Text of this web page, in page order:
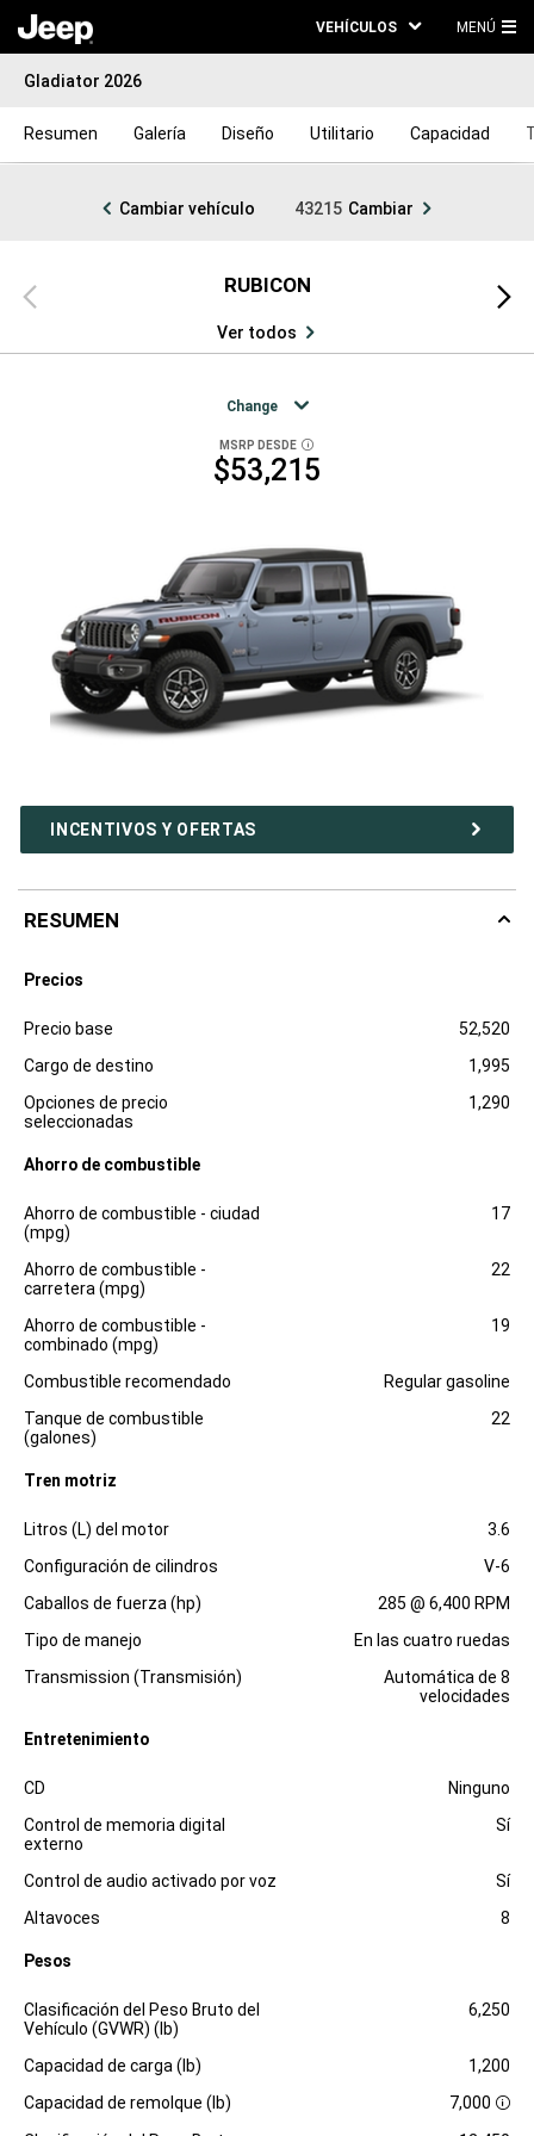
VEHÍCULOS MENÚ
Gladiator 2026
Resumen Galería Diseño Utilitario Capacidad
Cambiar vehículo 43215 Cambiar
Vista
anterior
RUBICON
Ver todos
Vista
Change
MSRP DESDE DISCLOSURE
$53,215
INCENTIVOS Y OFERTAS
RESUMEN
Precios
Especificaciones
Precio base
52,520
Cargo de destino
1,995
Opciones de precio
seleccionadas
1,290
Ahorro de combustible
EspecificacionesDimensiones
Ahorro de combustible - ciudad
(mpg)
17
Ahorro de combustible -
carretera (mpg)
22
Ahorro de combustible -
combinado (mpg)
19
Combustible recomendado
Regular gasoline
Tanque de combustible
(galones)
22
Tren motriz
Especificaciones Dimensiones
Litros (L) del motor
3.6
Configuración de cilindros
V-6
Caballos de fuerza (hp)
285 @ 6,400 RPM
Tipo de manejo
En las cuatro ruedas
Transmission (Transmisión)
Automática de 8
velocidades
Entretenimiento
Especificaciones
CD
Ninguno
Control de memoria digital
externo
Sí
Control de audio activado por voz
Sí
Altavoces
8
Pesos
Especificaciones Dimensiones
Clasificación del Peso Bruto del
Vehículo (GVWR) (lb)
6,250
Capacidad de carga (lb)
1,200
Capacidad de remolque (lb)
7,000 D
i